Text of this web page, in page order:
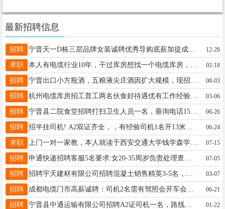
最新招聘信息
招聘 宁晋天一D栋三层品牌女装诚聘优秀导购底薪加提成提成高环境好干过的优先联系电话19831378899 12-28
求职 02-18
招聘 08-03
招聘 杭州电缆库房招工普工两名伙食好待遇优有工作经验者优先联系电话17633087582 03-06
招聘 宁晋县二院食堂招聘打扫卫生人员一名，垂询电话15131909864 06-26
招聘 招半挂司机! A2双证齐全，，有经验司机1名开13米半挂车，河南新乡到宁晋周边专线，要求稳当踏实有责任感，联系电话13933715602 06-24
求职 上门一对一家教，本人就读于西安交通大学钱学森学院，可补习初中 高中英语 数学 物理 化学，英语四六级已过，教过高三数学英语物理化学，家住县城，上门带课，培优补弱，查漏补缺。需要请加微信联系 13730093582 07-15
招聘 07-05
招聘 03-07
招聘 06-21
招聘 宁晋县中通运输有限公司招聘A2证司机一名，路线宁晋县至兰州，西宁。单驾工资按趟月结。电话15100920333 01-22